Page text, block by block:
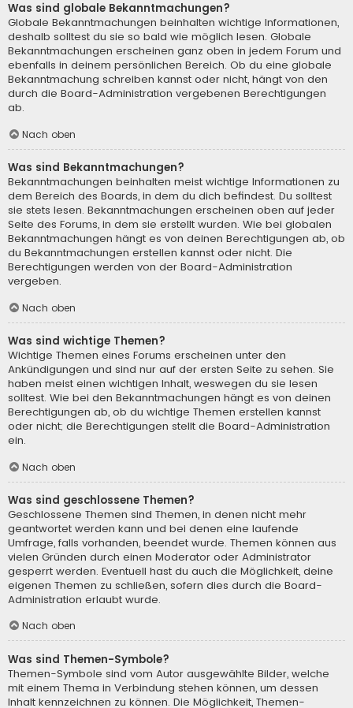
Was sind globale Bekanntmachungen?
Globale Bekanntmachungen beinhalten wichtige Informationen,
deshalb solltest du sie so bald wie möglich lesen. Globale
Bekanntmachungen erscheinen ganz oben in jedem Forum und
ebenfalls in deinem persönlichen Bereich. Ob du eine globale
Bekanntmachung schreiben kannst oder nicht, hängt von den
durch die Board-Administration vergebenen Berechtigungen
ab.
Nach oben
Was sind Bekanntmachungen?
Bekanntmachungen beinhalten meist wichtige Informationen zu
dem Bereich des Boards, in dem du dich befindest. Du solltest
sie stets lesen. Bekanntmachungen erscheinen oben auf jeder
Seite des Forums, in dem sie erstellt wurden. Wie bei globalen
Bekanntmachungen hängt es von deinen Berechtigungen ab, ob
du Bekanntmachungen erstellen kannst oder nicht. Die
Berechtigungen werden von der Board-Administration
vergeben.
Nach oben
Was sind wichtige Themen?
Wichtige Themen eines Forums erscheinen unter den
Ankündigungen und sind nur auf der ersten Seite zu sehen. Sie
haben meist einen wichtigen Inhalt, weswegen du sie lesen
solltest. Wie bei den Bekanntmachungen hängt es von deinen
Berechtigungen ab, ob du wichtige Themen erstellen kannst
oder nicht; die Berechtigungen stellt die Board-Administration
ein.
Nach oben
Was sind geschlossene Themen?
Geschlossene Themen sind Themen, in denen nicht mehr
geantwortet werden kann und bei denen eine laufende
Umfrage, falls vorhanden, beendet wurde. Themen können aus
vielen Gründen durch einen Moderator oder Administrator
gesperrt werden. Eventuell hast du auch die Möglichkeit, deine
eigenen Themen zu schließen, sofern dies durch die Board-
Administration erlaubt wurde.
Nach oben
Was sind Themen-Symbole?
Themen-Symbole sind vom Autor ausgewählte Bilder, welche
mit einem Thema in Verbindung stehen können, um dessen
Inhalt kennzeichnen zu können. Die Möglichkeit, Themen-